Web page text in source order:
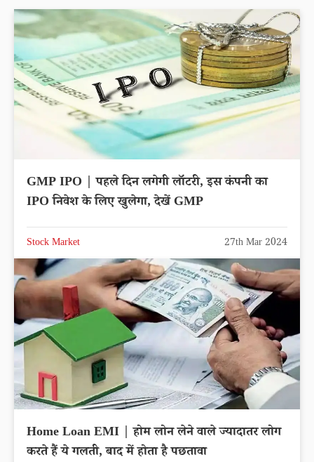
GMP IPO | पहले दिन लगेगी लॉटरी, इस कंपनी का
IPO निवेश के लिए खुलेगा, देखें GMP
Stock Market 27th Mar 2024
Home Loan EMI | होम लोन लेने वाले ज्यादातर लोग
करते हैं ये गलती, बाद में होता है पछतावा